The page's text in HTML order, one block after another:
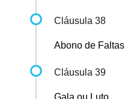
Cláusula 38
Abono de Faltas
Cláusula 39